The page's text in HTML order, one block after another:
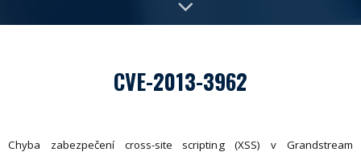
CVE-2013-3962
Chyba zabezpečení cross-site scripting (XSS) v Grandstream